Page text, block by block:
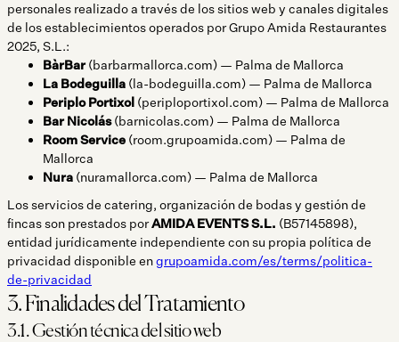
personales realizado a través de los sitios web y canales digitales
de los establecimientos operados por Grupo Amida Restaurantes
2025, S.L.:
BàrBar(barbarmallorca.com) — Palma de Mallorca
La Bodeguilla (la-bodeguilla.com) — Palma de Mallorca
Periplo Portixol (periploportixol.com) — Palma de Mallorca
Bar Nicolás(barnicolas.com) — Palma de Mallorca
Room Service (room.grupoamida.com) — Palma de
Mallorca
Nura (nuramallorca.com) — Palma de Mallorca
Los servicios de catering, organización de bodas y gestión de
fincas son prestados porAMIDA EVENTS S.L. (B57145898),
entidad jurídicamente independiente con su propia política de
privacidad disponible engrupoamida.com/es/terms/politica-
de-privacidad
3. Finalidades del Tratamiento
3.1. Gestión técnica del sitio web